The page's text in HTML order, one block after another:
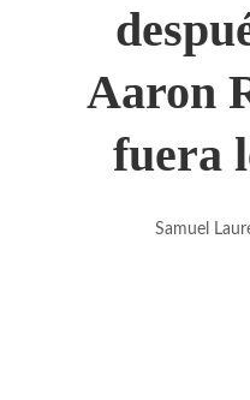
Aaron
fuera
Samuel